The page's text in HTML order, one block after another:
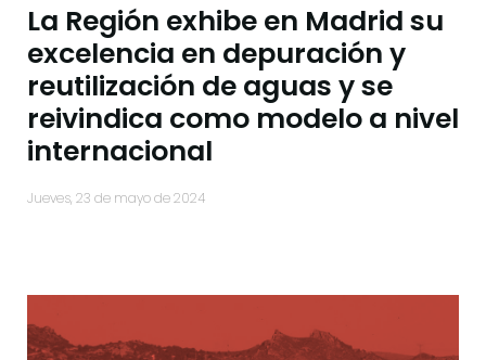
La Región exhibe en Madrid su
excelencia en depuración y
reutilización de aguas y se
reivindica como modelo a nivel
internacional
jueves, 23 de mayo de 2024